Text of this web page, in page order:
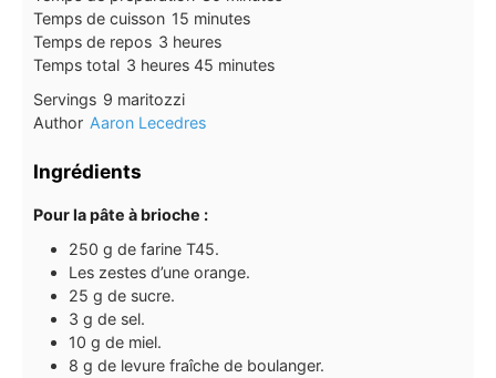
Temps de cuisson 15minutes
minutes
Temps de repos 3heures
heures
Temps total 3heures
heures 45minutes
minutes
Servings 9 maritozzi
Author Aaron Lecedres
Ingrédients
Pour la pâte à brioche :
250 g de farine T45.
Les zestes d’une orange.
25 g de sucre.
3 g de sel.
10 g de miel.
8 g de levure fraîche de boulanger.